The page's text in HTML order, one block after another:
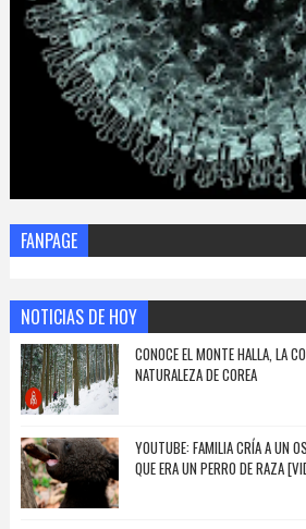
FANPAGE
NOTICIAS DE HOY
CONOCE EL MONTE HALLA, LA
NATURALEZA DE COREA
YOUTUBE: FAMILIA CRÍA A UN
QUE ERA UN PERRO DE RAZA